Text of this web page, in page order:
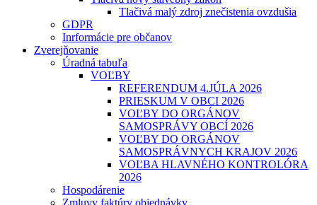
Tlačivá malý zdroj znečistenia ovzdušia
GDPR
Inrformácie pre občanov
Zverejňovanie
Úradná tabuľa
VOĽBY
REFERENDUM 4.JÚLA 2026
PRIESKUM V OBCI 2026
VOĽBY DO ORGÁNOV
SAMOSPRÁVY OBCÍ 2026
VOĽBY DO ORGÁNOV
SAMOSPRÁVNYCH KRAJOV 2026
VOĽBA HLAVNÉHO KONTROLÓRA
2026
Hospodárenie
Zmluvy faktúry objednávky